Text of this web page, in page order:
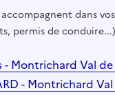
dans
permis de conduire...)
- Montrichard Val
- Montrichard